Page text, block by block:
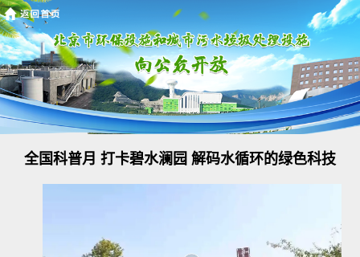
全国科普月 打卡碧水澜园 解码水循环的绿色科技